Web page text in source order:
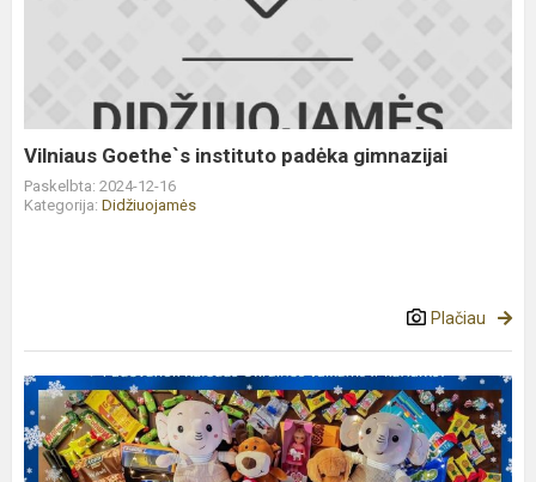
Vilniaus Goethe`s instituto padėka gimnazijai
Paskelbta: 2024-12-16
Kategorija: Didžiuojamės
Plačiau
Dalyvaujame
paramos
akcijoje
„Pasidalink